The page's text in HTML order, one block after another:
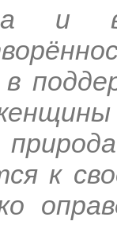
и
к